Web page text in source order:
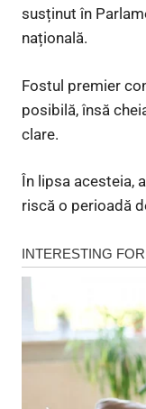
susținut în
națională.
Fostul premier
posibilă, însă
clare.
În lipsa acesteia,
riscă o perioadă